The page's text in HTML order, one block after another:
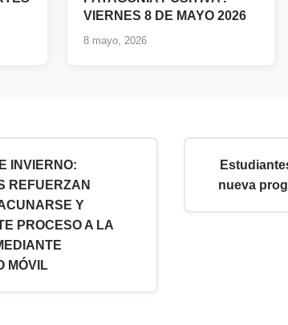
VIERNES 8 DE MAYO 2026
8 mayo, 2026
INVIERNO:
REFUERZAN
Y
PROCESO A LA
MÓVIL
nueva